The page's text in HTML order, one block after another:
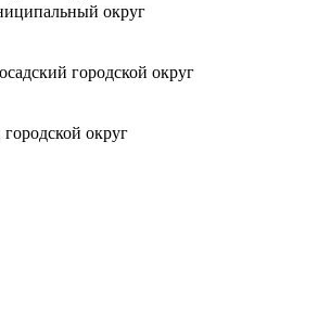
округ
городской округ
округ